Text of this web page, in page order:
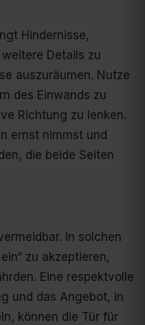
Hindernisse,
Details zu
auszuräumen. Nutze
des Einwands zu
Richtung zu lenken.
ernst nimmst und
die beide Seiten
In solchen
zu akzeptieren,
Eine respektvolle
und das Angebot, in
können die Tür für